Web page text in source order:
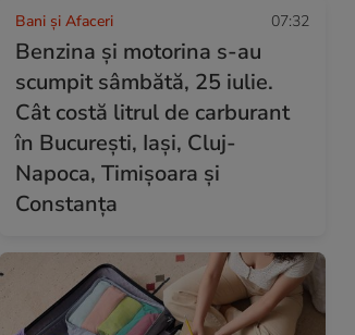
Bani și Afaceri 07:32
Benzina și motorina s-au
scumpit sâmbătă, 25 iulie.
Cât costă litrul de carburant
în București, Iași, Cluj-
Napoca, Timișoara și
Constanța